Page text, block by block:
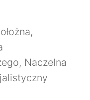
Naczelna